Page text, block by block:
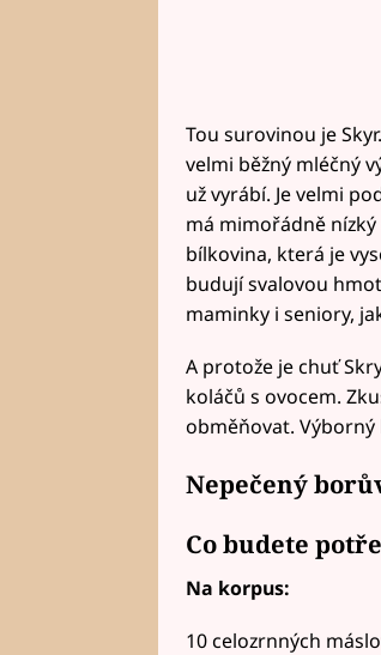
Tou surovinou je
velmi běžný mléčný
už vyrábí. Je velmi
má mimořádně
bílkovina, která je
budují svalovou
maminky i seniory,
A protože je chuť
koláčů s ovocem.
obměňovat.
Nepečený
Co budete
Na korpus:
10 celozrnných